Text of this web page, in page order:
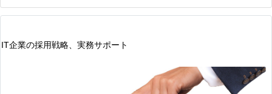
IT企業の採用戦略、実務サポート